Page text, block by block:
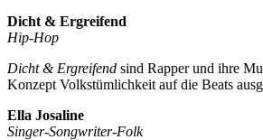
Dicht & Ergreifend
Hip-Hop
Dicht & Ergreifend sind Rapper und ihre
Konzept Volkstümlichkeit auf die Beats
Ella Josaline
Singer-Songwriter-Folk